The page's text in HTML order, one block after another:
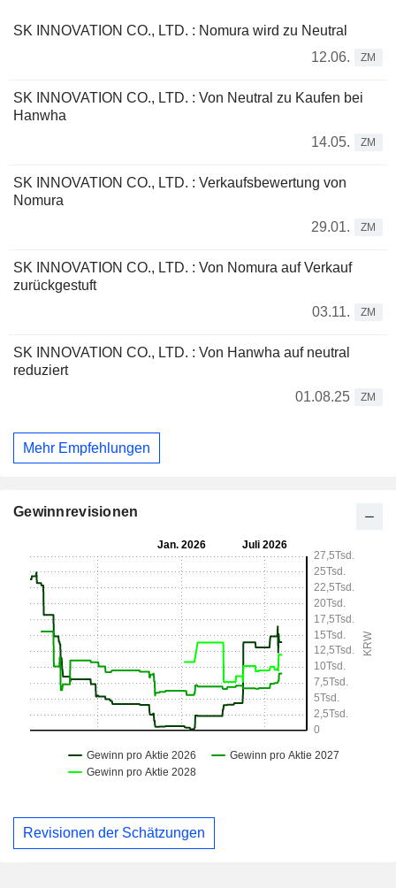
SK INNOVATION CO., LTD. : Nomura wird zu Neutral
12.06.
ZM
SK INNOVATION CO., LTD. : Von Neutral zu Kaufen bei
Hanwha
14.05.
ZM
SK INNOVATION CO., LTD. : Verkaufsbewertung von
Nomura
29.01.
ZM
SK INNOVATION CO., LTD. : Von Nomura auf Verkauf
zurückgestuft
03.11.
ZM
SK INNOVATION CO., LTD. : Von Hanwha auf neutral
reduziert
01.08.25
ZM
Mehr Empfehlungen
Gewinnrevisionen
Revisionen der Schätzungen